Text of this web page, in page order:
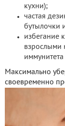
кухни);
частая
бутылочки
избегание
взрослыми
Максимально
своевременно